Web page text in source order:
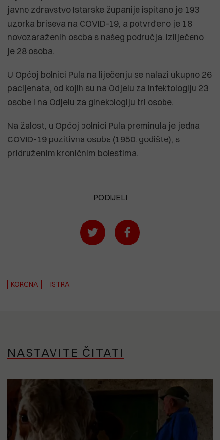
javno zdravstvo Istarske županije ispitano je 193
uzorka briseva na COVID-19, a potvrđeno je 18
novozaraženih osoba s našeg područja. Izliječeno
je 28 osoba.
U Općoj bolnici Pula na liječenju se nalazi ukupno 26
pacijenata, od kojih su na Odjelu za infektologiju 23
osobe i na Odjelu za ginekologiju tri osobe.
Na žalost, u Općoj bolnici Pula preminula je jedna
COVID-19 pozitivna osoba (1950. godište), s
pridruženim kroničnim bolestima.
PODIJELI
KORONA ISTRA
NASTAVITE ČITATI